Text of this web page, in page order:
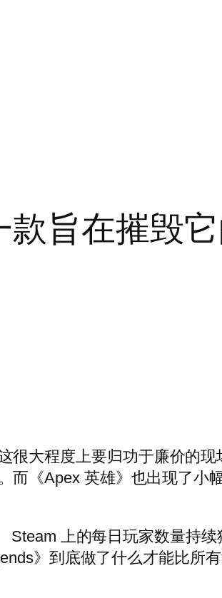
款旨在摧毁
很大程度上要归功于廉价的
而《Apex 英雄》也出现了小
上的每日玩家数量持
》到底做了什么才能比所